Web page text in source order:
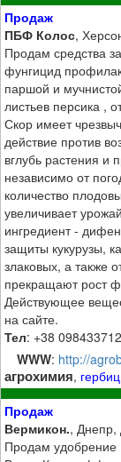
Продаж
ПБФ Колос,
Продам средства
фунгицид
паршой и
листьев персика ,
Скор имеет
действие против
вглубь растения и
независимо от
количество
увеличивает
ингредиент -
защиты кукурузы,
злаковых, а также
прекращают рост
Действующее
на сайте.
Тел: +38
WWW: http://
агрохимия,
Продаж
Вермикон., Днепр,
Продам удобрение